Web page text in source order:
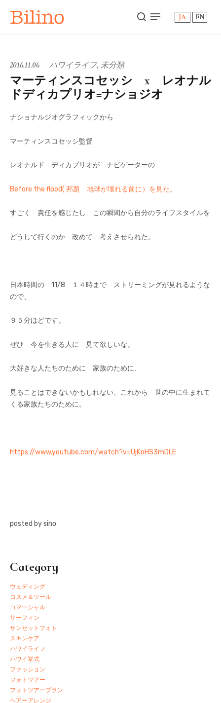
Bilino EN
JA
2016.11.06 ハワイライフ, 未分類
マーティンスコセッシ x レオナル
ドディカプリオ=ナショジオ
ナショナルジオグラフィックから
マーティンスコセッシ監督
レオナルド ディカプリオが ナビゲーターの
Before the flood( 邦題 地球が壊れる前に）を見た。
すごく 責任を感じたし この瞬間から自分のライフスタイルを
どうして行くのか 改めて 考えさせられた。
日本時間の 11/8 １４時まで ストリーミングが見れるような
ので、
９５分ほどです。
ぜひ 今を生きる人に 見て欲しいな。
大好きな人たちのために 家族のために、
見ることはできないかもしれない、これから 世の中に生まれて
くる家族たちのために。
https://www.youtube.com/watch?v=UjKoHS3mDLE
posted by sino
Category
ウェディング
コスメ＆ツール
コマーシャル
サーフィン
サンセットフォト
スキンケア
ハワイライフ
ハワイ挙式
ファッション
フォトツアー
フォトツアープラン
ヘアーアレンジ